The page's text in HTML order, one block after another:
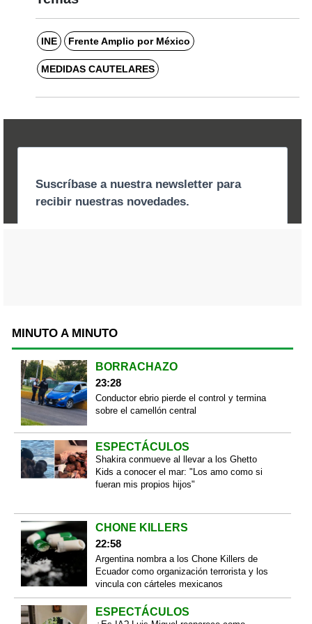
INE Frente Amplio por México
MEDIDAS CAUTELARES
MINUTO A MINUTO
BORRACHAZO
23:28
Conductor ebrio pierde el control y termina
sobre el camellón central
ESPECTÁCULOS
Shakira conmueve al llevar a los Ghetto
Kids a conocer el mar: "Los amo como si
fueran mis propios hijos"
CHONE KILLERS
22:58
Argentina nombra a los Chone Killers de
Ecuador como organización terrorista y los
vincula con cárteles mexicanos
ESPECTÁCULOS